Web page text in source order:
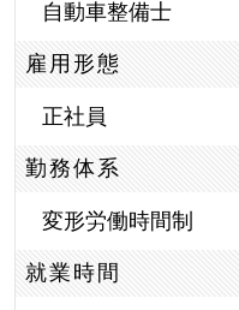
自動車整備士
雇用形態
正社員
勤務体系
変形労働時間制
就業時間